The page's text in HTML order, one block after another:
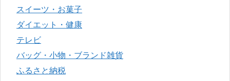
スイーツ・お菓子
ダイエット・健康
テレビ
バッグ・小物・ブランド雑貨
ふるさと納税